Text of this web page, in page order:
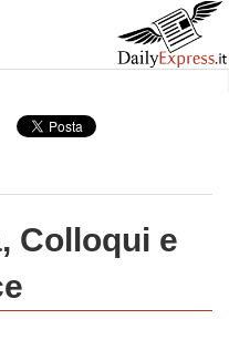
Colloqui e